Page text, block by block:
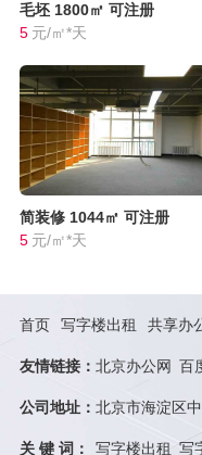
毛坯 1800㎡ 可注册
5 元/㎡*天
简装修 1044㎡ 可注册
5 元/㎡*天
首页 写字楼出租 共享办
友情链接： 北京办公网 百
公司地址： 北京市海淀区
关 键 词： 写字楼出租 写